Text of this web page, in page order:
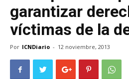
garantizar
víctimas de la
Por ICNDiario - 12 noviembre, 2013